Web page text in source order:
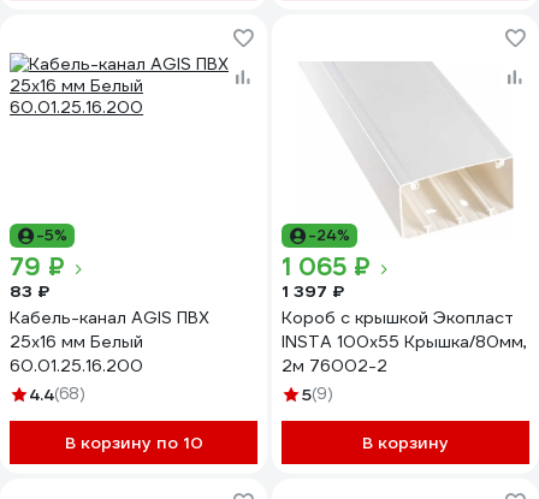
-5%
79 ₽
83 ₽
Кабель-канал AGIS ПВХ
25x16 мм Белый
60.01.25.16.200
4.4(68)
В корзину по 10
-24%
1 065 ₽
1 397 ₽
Короб с крышкой Экопласт
INSTA 100x55 Крышка/80мм,
2м 76002-2
5(9)
В корзину